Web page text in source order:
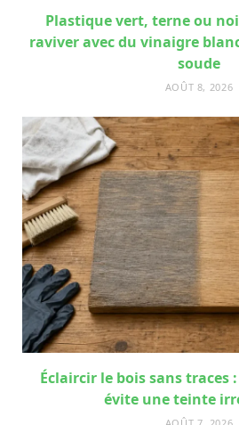
Plastique vert, terne ou
raviver avec du vinaigre
soude
AOÛT 8, 2026
Éclaircir le bois sans traces
évite une teinte